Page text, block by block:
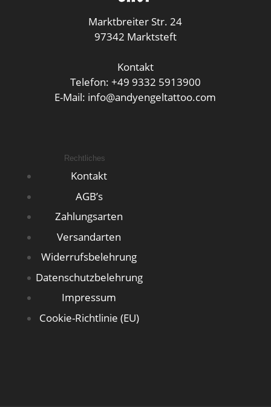
Marktbreiter Str. 24
97342 Marktsteft
Kontakt
Telefon: +49 9332 5913900
E-Mail: info@andyengeltattoo.com
Rechtliches
Kontakt
AGB’s
Zahlungsarten
Versandarten
Widerrufsbelehrung
Datenschutzbelehrung
Impressum
Cookie-Richtlinie (EU)